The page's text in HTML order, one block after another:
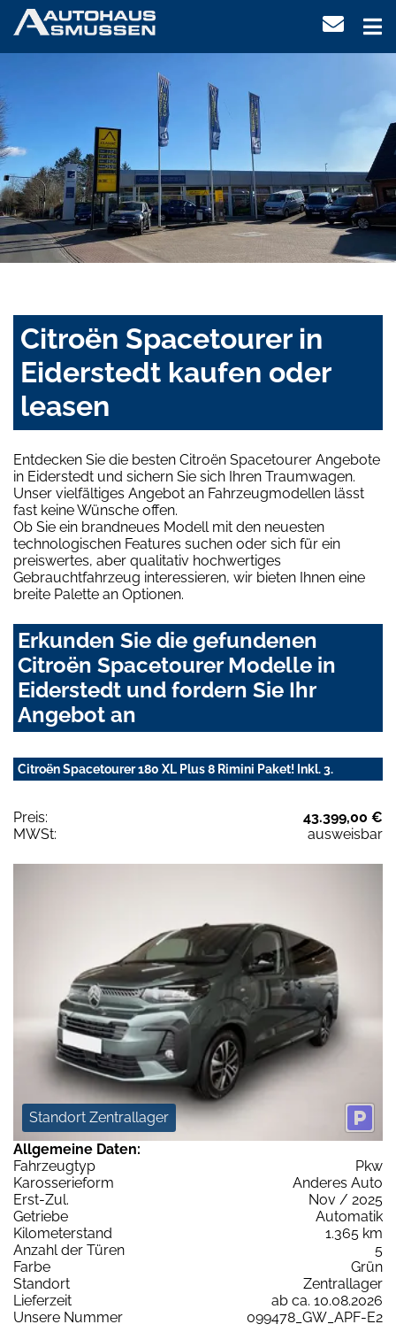
Citroën Spacetourer in
Eiderstedt kaufen oder
leasen
Entdecken Sie die besten Citroën Spacetourer Angebote
in Eiderstedt und sichern Sie sich Ihren Traumwagen.
Unser vielfältiges Angebot an Fahrzeugmodellen lässt
fast keine Wünsche offen.
Ob Sie ein brandneues Modell mit den neuesten
technologischen Features suchen oder sich für ein
preiswertes, aber qualitativ hochwertiges
Gebrauchtfahrzeug interessieren, wir bieten Ihnen eine
breite Palette an Optionen.
Erkunden Sie die gefundenen
Citroën Spacetourer Modelle in
Eiderstedt und fordern Sie Ihr
Angebot an
Citroën Spacetourer 180 XL Plus 8 Rimini Paket! Inkl. 3.
Preis:
43.399,00 €
MWSt:
ausweisbar
Standort Zentrallager
Allgemeine Daten:
Fahrzeugtyp
Pkw
Karosserieform
Anderes Auto
Erst-Zul.
Nov / 2025
Getriebe
Automatik
Kilometerstand
1.365 km
Anzahl der Türen
5
Farbe
Grün
Standort
Zentrallager
Lieferzeit
ab ca. 10.08.2026
Unsere Nummer
099478_GW_APF-E2